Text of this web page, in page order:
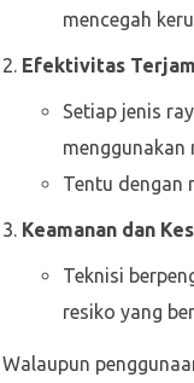
mencegah
Efektivitas
Setiap jenis
menggunakan
Tentu dengan
Keamanan dan
Teknisi
resiko yang
Walaupun